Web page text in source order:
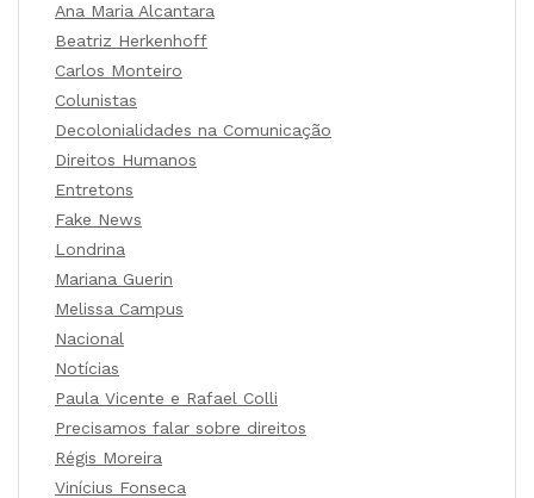
Ana Maria Alcantara
Beatriz Herkenhoff
Carlos Monteiro
Colunistas
Decolonialidades na Comunicação
Direitos Humanos
Entretons
Fake News
Londrina
Mariana Guerin
Melissa Campus
Nacional
Notícias
Paula Vicente e Rafael Colli
Precisamos falar sobre direitos
Régis Moreira
Vinícius Fonseca